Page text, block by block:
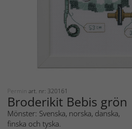
Permin art. nr: 320161
Broderikit Bebis grön
Mönster: Svenska, norska, danska,
finska och tyska.